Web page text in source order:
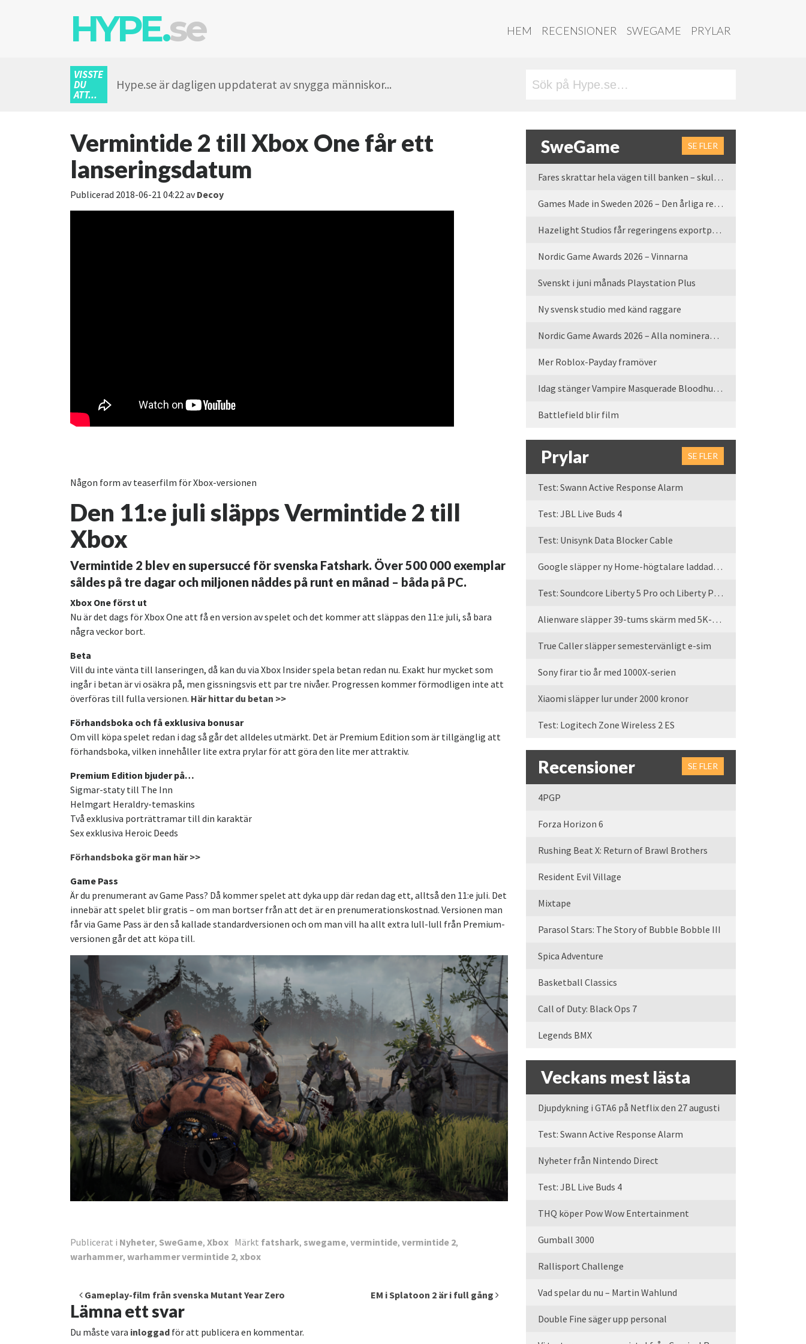
HYPE.se HEM RECENSIONER SWEGAME PRYLAR
VISSTE
DU
ATT...
Hype.se är dagligen uppdaterat av snygga människor...
Vermintide 2 till Xbox One får ett
lanseringsdatum
Publicerad 2018-06-21 04:22avDecoy
Någon form av teaserfilm för Xbox-versionen
Den 11:e juli släpps Vermintide 2 till
Xbox
Vermintide 2 blev en supersuccé för svenska Fatshark. Över 500 000 exemplar
såldes på tre dagar och miljonen nåddes på runt en månad – båda på PC.
Xbox One först ut
Nu är det dags för Xbox One att få en version av spelet och det kommer att släppas den 11:e juli, så bara
några veckor bort.
Beta
Vill du inte vänta till lanseringen, då kan du via Xbox Insider spela betan redan nu. Exakt hur mycket som
ingår i betan är vi osäkra på, men gissningsvis ett par tre nivåer. Progressen kommer förmodligen inte att
överföras till fulla versionen. Här hittar du betan >>
Förhandsboka och få exklusiva bonusar
Om vill köpa spelet redan i dag så går det alldeles utmärkt. Det är Premium Edition som är tillgänglig att
förhandsboka, vilken innehåller lite extra prylar för att göra den lite mer attraktiv.
Premium Edition bjuder på…
Sigmar-staty till The Inn
Helmgart Heraldry-temaskins
Två exklusiva porträttramar till din karaktär
Sex exklusiva Heroic Deeds
Förhandsboka gör man här >>
Game Pass
Är du prenumerant av Game Pass? Då kommer spelet att dyka upp där redan dag ett, alltså den 11:e juli. Det
innebär att spelet blir gratis – om man bortser från att det är en prenumerationskostnad. Versionen man
får via Game Pass är den så kallade standardversionen och om man vill ha allt extra lull-lull från Premium-
versionen går det att köpa till.
Publicerat i Nyheter, SweGame, Xbox Märkt fatshark, swegame, vermintide, vermintide 2,
warhammer, warhammer vermintide 2, xbox
Inläggsnavigering
Gameplay-film från svenska Mutant Year Zero EM i Splatoon 2 är i full gång
Lämna ett svar
Du måste vara inloggad för att publicera en kommentar.
SweGame SE FLER
Fares skrattar hela vägen till banken – skulle vi tro
Games Made in Sweden 2026 – Den årliga rean är tillbaka
Hazelight Studios får regeringens exportpris 2025
Nordic Game Awards 2026 – Vinnarna
Svenskt i juni månads Playstation Plus
Ny svensk studio med känd raggare
Nordic Game Awards 2026 – Alla nominerade spel
Mer Roblox-Payday framöver
Idag stänger Vampire Masquerade Bloodhunt servrarna
Battlefield blir film
Prylar SE FLER
Test: Swann Active Response Alarm
Test: JBL Live Buds 4
Test: Unisynk Data Blocker Cable
Google släpper ny Home-högtalare laddad med Gemini
Test: Soundcore Liberty 5 Pro och Liberty Pro Max
Alienware släpper 39-tums skärm med 5K-upplösning
True Caller släpper semestervänligt e-sim
Sony firar tio år med 1000X-serien
Xiaomi släpper lur under 2000 kronor
Test: Logitech Zone Wireless 2 ES
Recensioner SE FLER
4PGP
Forza Horizon 6
Rushing Beat X: Return of Brawl Brothers
Resident Evil Village
Mixtape
Parasol Stars: The Story of Bubble Bobble III
Spica Adventure
Basketball Classics
Call of Duty: Black Ops 7
Legends BMX
Veckans mest lästa
Djupdykning i GTA6 på Netflix den 27 augusti
Test: Swann Active Response Alarm
Nyheter från Nintendo Direct
Test: JBL Live Buds 4
THQ köper Pow Wow Entertainment
Gumball 3000
Rallisport Challenge
Vad spelar du nu – Martin Wahlund
Double Fine säger upp personal